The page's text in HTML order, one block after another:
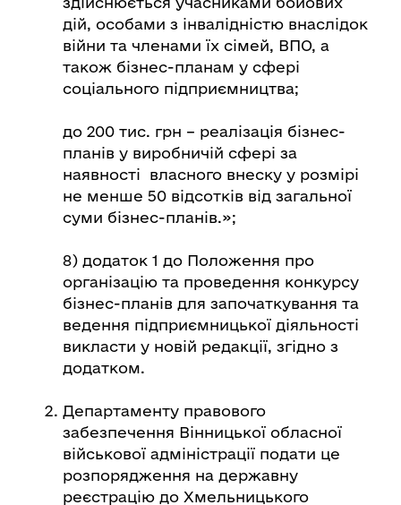
дій, особами з інвалідністю внаслідок
війни та членами їх сімей, ВПО, а
також бізнес-планам у сфері
соціального підприємництва;
до 200 тис. грн – реалізація бізнес-
планів у виробничій сфері за
наявності власного внеску у розмірі
не менше 50 відсотків від загальної
суми бізнес-планів.»;
8) додаток 1 до Положення про
організацію та проведення конкурсу
бізнес-планів для започаткування та
ведення підприємницької діяльності
викласти у новій редакції, згідно з
додатком.
Департаменту правового
забезпечення Вінницької обласної
військової адміністрації подати це
розпорядження на державну
реєстрацію до Хмельницького